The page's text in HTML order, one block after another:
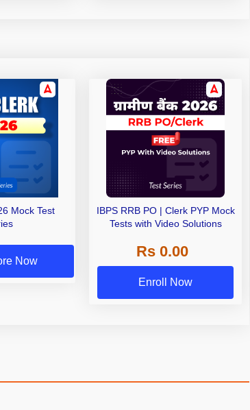
Mock Test
Now
IBPS RRB PO | Clerk PYP Mock
Tests with Video Solutions
Rs 0.00
Enroll Now